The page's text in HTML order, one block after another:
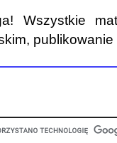
Wszystkie